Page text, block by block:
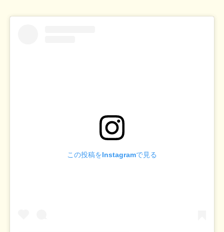
この投稿をInstagramで見る